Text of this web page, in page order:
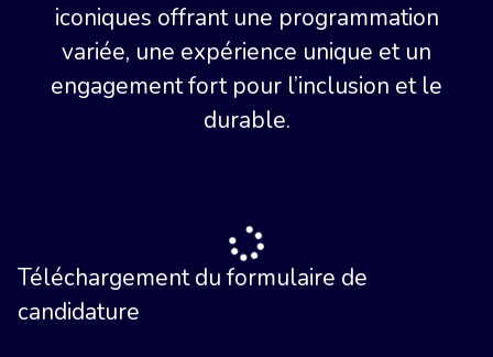
iconiques offrant une programmation
variée, une expérience unique et un
engagement fort pour l’inclusion et le
durable.
Téléchargement du formulaire de
candidature